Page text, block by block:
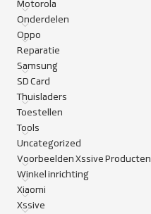
Motorola
Onderdelen
Oppo
Reparatie
Samsung
SD Card
Thuisladers
Toestellen
Tools
Uncategorized
Voorbeelden Xssive Producten
Winkel inrichting
Xiaomi
Xssive